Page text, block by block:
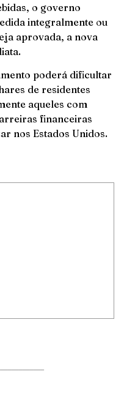
o governo
integralmente ou
aprovada, a nova
poderá dificultar
de residentes
aqueles com
financeiras
nos Estados Unidos.